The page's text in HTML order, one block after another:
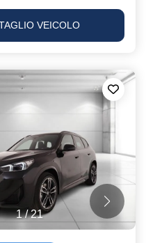
VEICOLO
1/21